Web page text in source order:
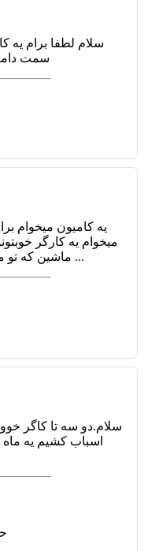
سلام لطفا برام یه
سمت
یه کامیون میخوام
میخوام یه کارگر
ماشین که تو مسیر براشون مشکل پیش نیاد و نشکنن ...
سلام.دو سه تا کاگر
اسباب کشیم یه